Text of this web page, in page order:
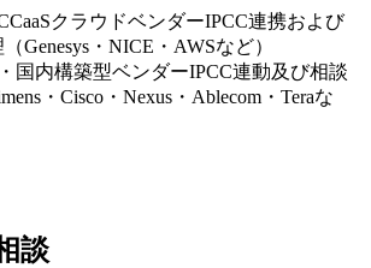
クラウドベンダーIPCC連携および
Genesys・NICE・AWSなど）
国内構築型ベンダーIPCC連動及び相談
・Cisco・Nexus・Ablecom・Teraな
談